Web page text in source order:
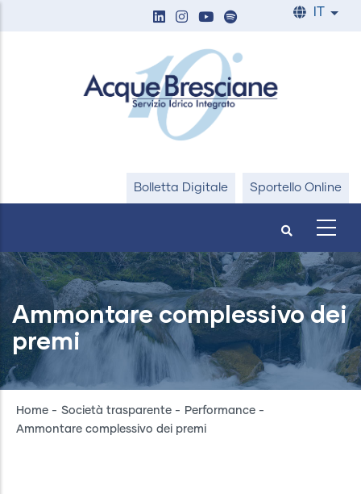
List
Bolletta Digitale Sportello Online
Ammontare complessivo dei
premi
Breadcrumb
Home - Società trasparente - Performance -
Ammontare complessivo dei premi